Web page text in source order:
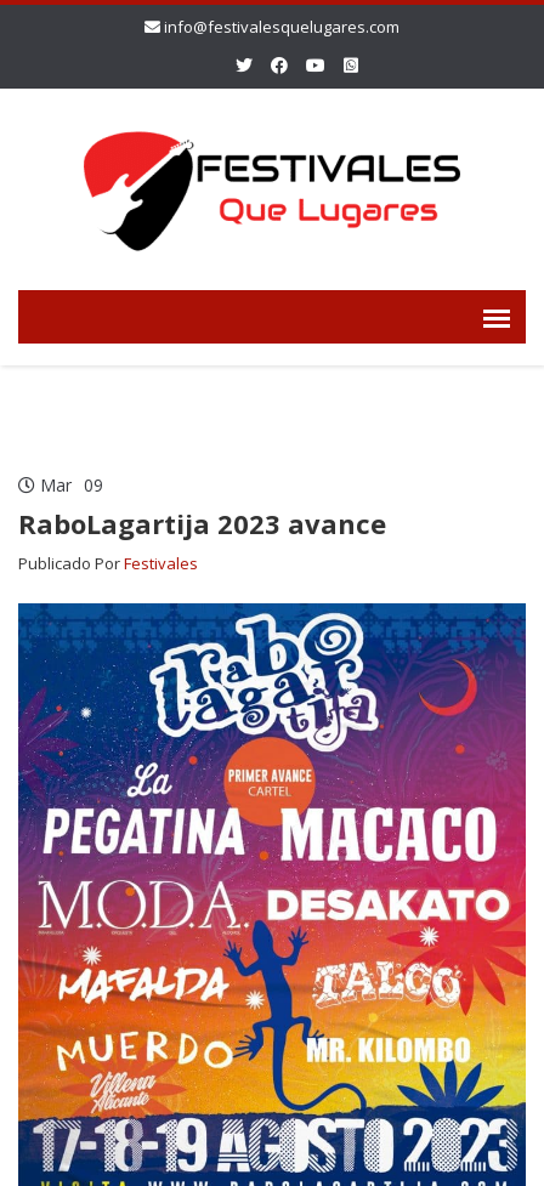
info@festivalesquelugares.com
Mar 09
RaboLagartija 2023 avance
Publicado PorFestivales